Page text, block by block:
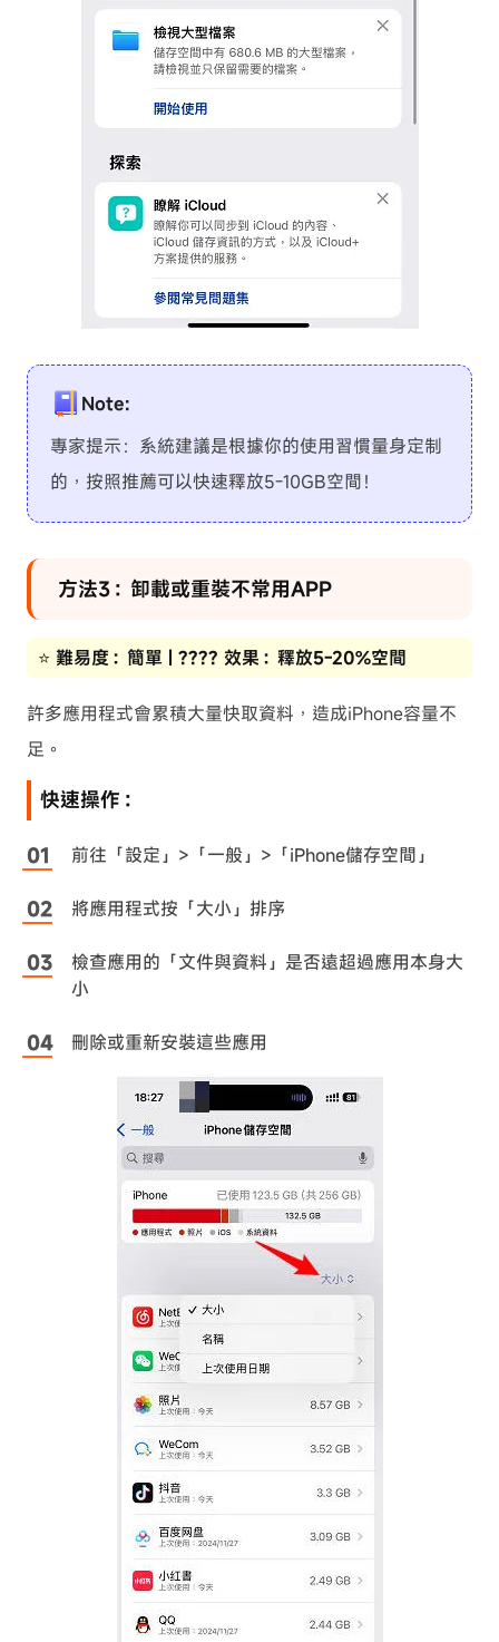
Note:
專家提示：系統建議是根據你的使用習慣量身定制
的，按照推薦可以快速釋放5-10GB空間！
方法3：卸載或重裝不常用APP
⭐ 難易度：簡單 | ???? 效果：釋放5-20%空間
許多應用程式會累積大量快取資料，造成iPhone容量不
足。
快速操作：
前往「設定」>「一般」>「iPhone儲存空間」
將應用程式按「大小」排序
檢查應用的「文件與資料」是否遠超過應用本身大
小
刪除或重新安裝這些應用